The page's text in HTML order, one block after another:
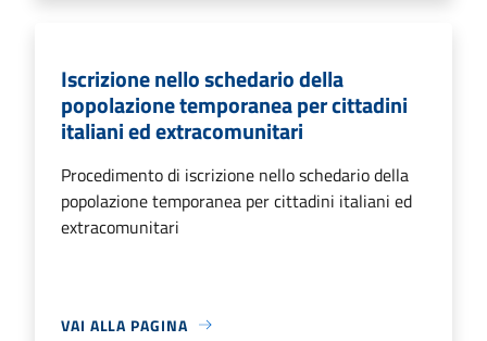
Iscrizione nello schedario della
popolazione temporanea per cittadini
italiani ed extracomunitari
Procedimento di iscrizione nello schedario della
popolazione temporanea per cittadini italiani ed
extracomunitari
VAI ALLA PAGINA